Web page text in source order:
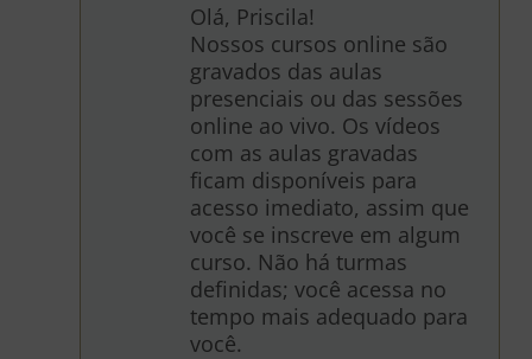
Olá, Priscila!
Nossos cursos online são
gravados das aulas
presenciais ou das sessões
online ao vivo. Os vídeos
com as aulas gravadas
ficam disponíveis para
acesso imediato, assim que
você se inscreve em algum
curso. Não há turmas
definidas; você acessa no
tempo mais adequado para
você.